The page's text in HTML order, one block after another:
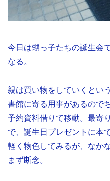
今日は甥っ子たちの誕生会
なる。
親は買い物をしていくとい
書館に寄る用事があるので
予約資料借りて移動。最寄
で、誕生日プレゼントに本
軽く物色してみるが、なか
まず断念。